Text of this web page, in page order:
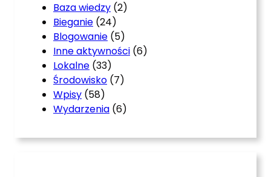
Baza wiedzy (2)
Bieganie (24)
Blogowanie (5)
Inne aktywności (6)
Lokalne (33)
Środowisko (7)
Wpisy (58)
Wydarzenia (6)